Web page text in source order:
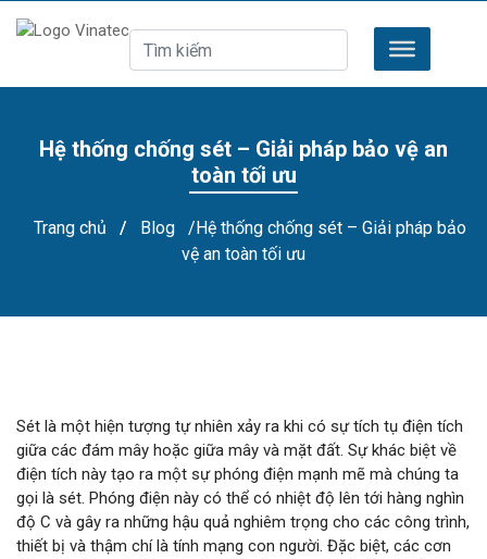
Hệ thống chống sét – Giải pháp bảo vệ an
toàn tối ưu
Trang chủ / Blog
/Hệ thống chống sét – Giải pháp bảo
vệ an toàn tối ưu
Sét là một hiện tượng tự nhiên xảy ra khi có sự tích tụ điện tích
giữa các đám mây hoặc giữa mây và mặt đất. Sự khác biệt về
điện tích này tạo ra một sự phóng điện mạnh mẽ mà chúng ta
gọi là sét. Phóng điện này có thể có nhiệt độ lên tới hàng nghìn
độ C và gây ra những hậu quả nghiêm trọng cho các công trình,
thiết bị và thậm chí là tính mạng con người. Đặc biệt, các cơn